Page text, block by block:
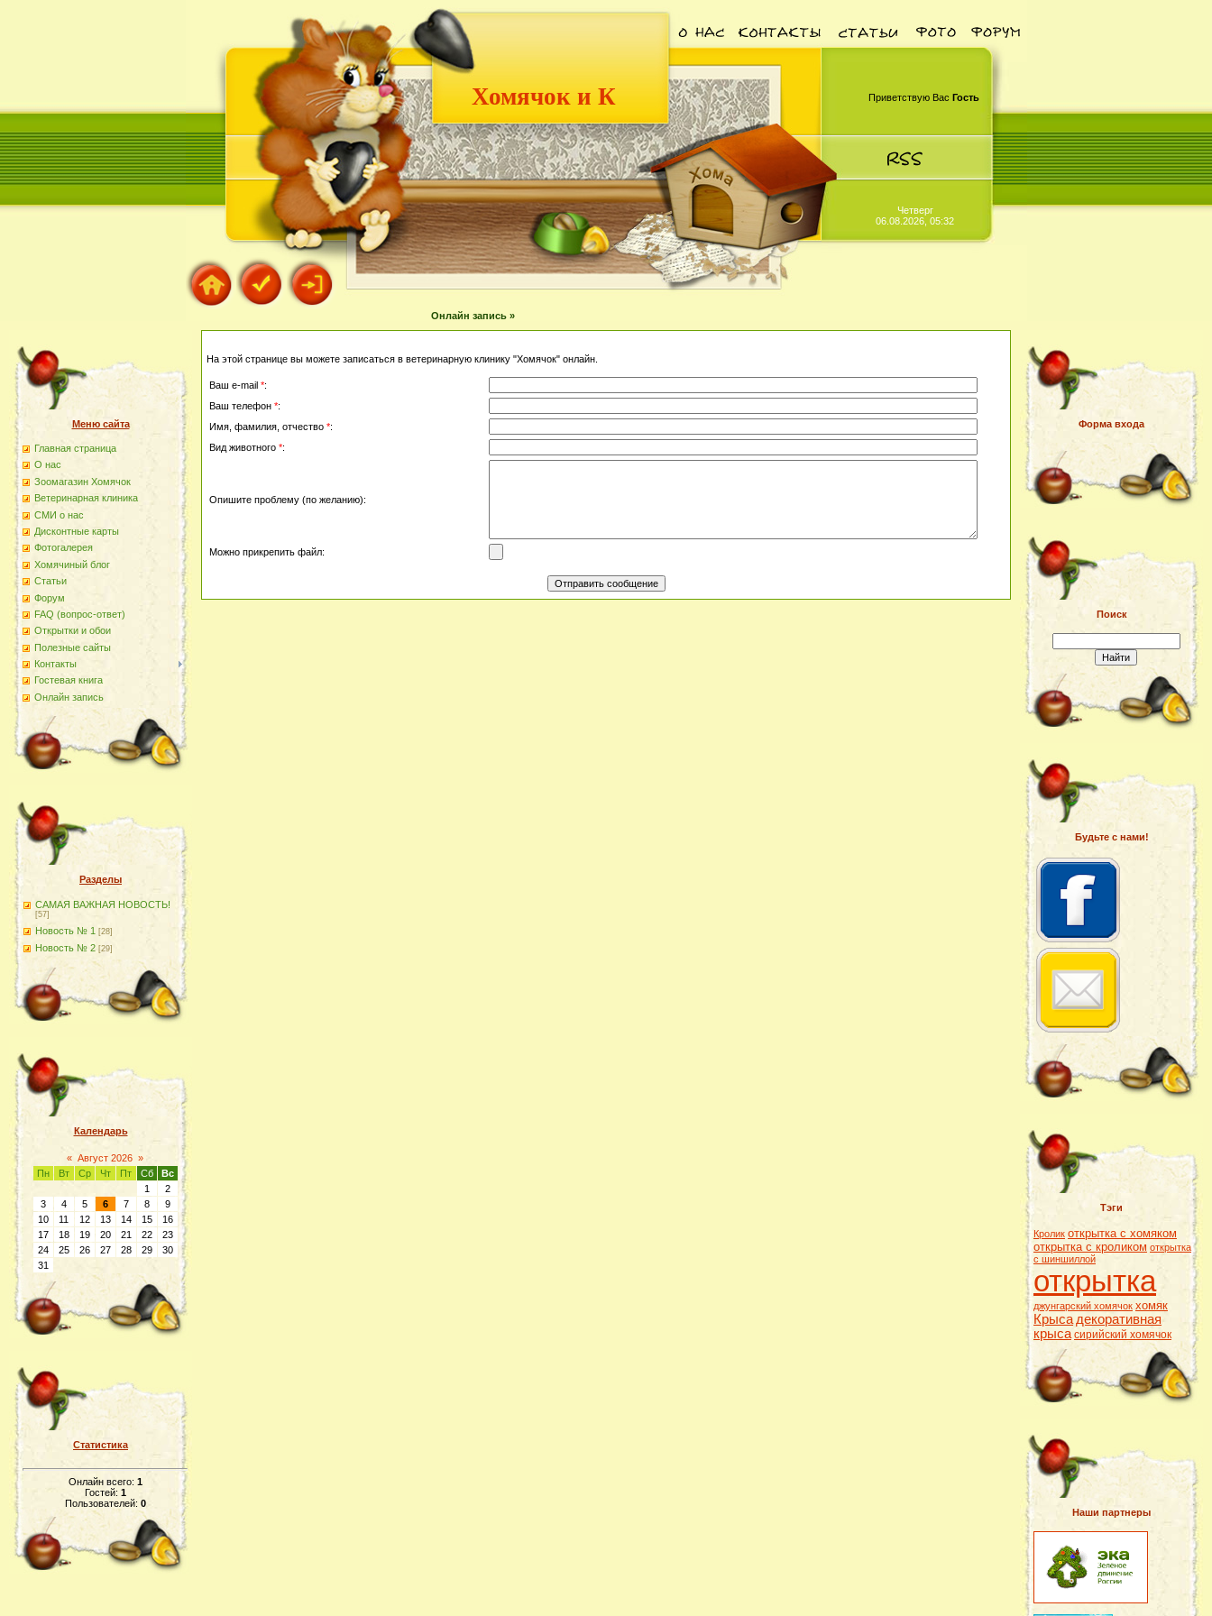
Хомячок и К Приветствую Вас Гость
Четверг
06.08.2026, 05:32
Онлайн запись »
Меню сайта
Главная страница
О наc
Зоомагазин Хомячок
Ветеринарная клиника
СМИ о нас
Дисконтные карты
Фотогалерея
Хомячиный блог
Статьи
Форум
FAQ (вопрос-ответ)
Открытки и обои
Полезные сайты
Контакты
Гостевая книга
Онлайн запись
Разделы
САМАЯ ВАЖНАЯ НОВОСТЬ!
[57]
Новость № 1 [28]
Новость № 2 [29]
Календарь
« Август 2026 »
Пн
Вт Ср Чт Пт Сб
Вс
1
2
3
4 5 6 7 8
9
10
11 12 13 14 15
16
17
18 19 20 21 22
23
24
25 26 27 28 29
30
31
Статистика
Онлайн всего: 1
Гостей: 1
Пользователей: 0
На этой странице вы можете записаться в ветеринарную клинику "Хомячок" онлайн.
Ваш е-mail *:
Ваш телефон *:
Имя, фамилия, отчество *:
Вид животного *:
Опишите проблему (по желанию):
Можно прикрепить файл:
Форма входа
Поиск
Будьте с нами!
Тэги
Кролик открытка с хомяком
открытка с кроликом открытка
с шиншиллой
открытка
джунгарский хомячок хомяк
Крыса декоративная
крыса сирийский хомячок
Наши партнеры